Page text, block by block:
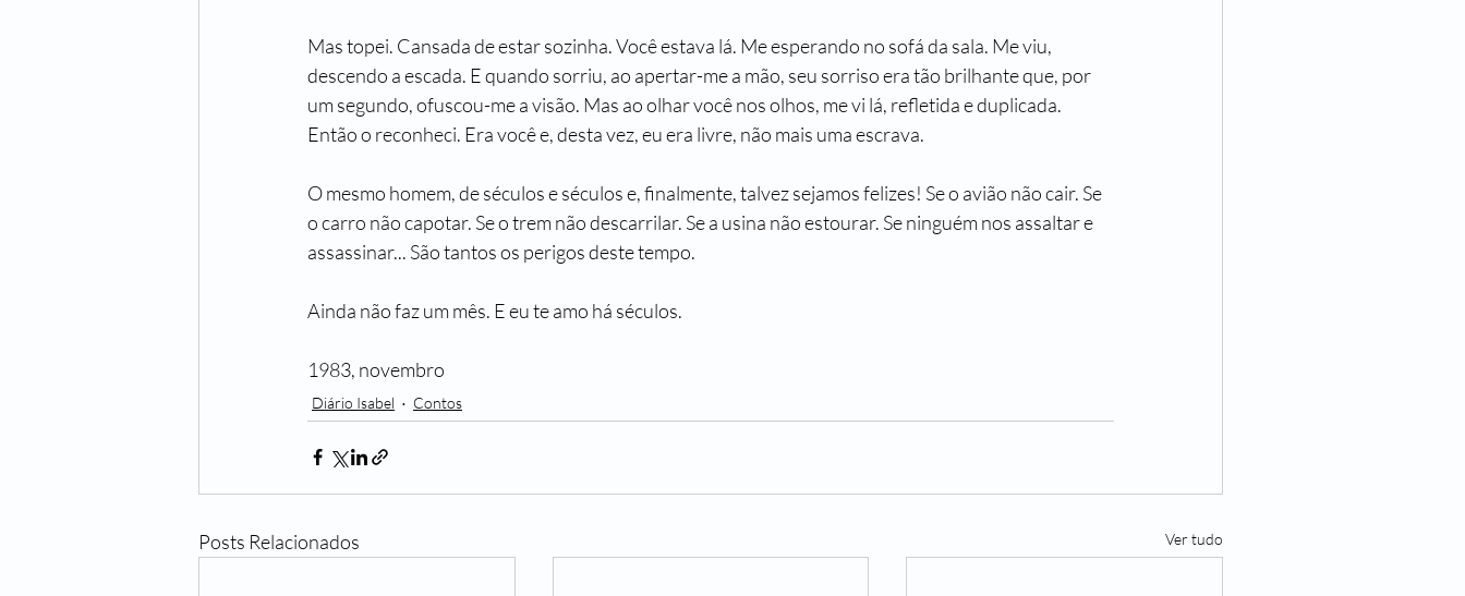
Mas topei. Cansada de estar sozinha. Você estava lá. Me esperando no sofá da sala. Me viu,
descendo a escada. E quando sorriu, ao apertar-me a mão, seu sorriso era tão brilhante que, por
um segundo, ofuscou-me a visão. Mas ao olhar você nos olhos, me vi lá, refletida e duplicada.
Então o reconheci. Era você e, desta vez, eu era livre, não mais uma escrava.
O mesmo homem, de séculos e séculos e, finalmente, talvez sejamos felizes! Se o avião não cair. Se
o carro não capotar. Se o trem não descarrilar. Se a usina não estourar. Se ninguém nos assaltar e
assassinar... São tantos os perigos deste tempo.
Ainda não faz um mês. E eu te amo há séculos.
1983, novembro
Diário Isabel Contos
Posts Relacionados Ver tudo